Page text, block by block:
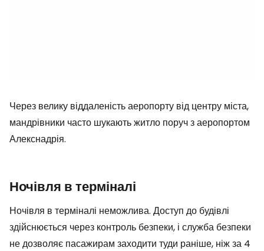
Через велику віддаленість аеропорту від центру міста,
мандрівники часто шукають житло поруч з аеропортом
Алекснадрія.
Ночівля в терміналі
Ночівля в терміналі неможлива. Доступ до будівлі
здійснюється через контроль безпеки, і служба безпеки
не дозволяє пасажирам заходити туди раніше, ніж за 4